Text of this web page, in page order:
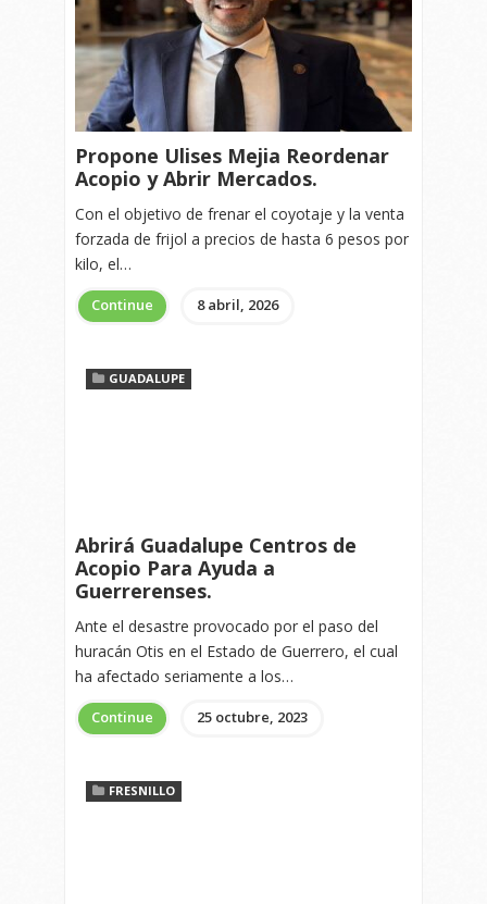
Propone Ulises Mejia Reordenar
Acopio y Abrir Mercados.
Con el objetivo de frenar el coyotaje y la venta
forzada de frijol a precios de hasta 6 pesos por
kilo, el…
Continue 8 abril, 2026
GUADALUPE
Abrirá Guadalupe Centros de
Acopio Para Ayuda a
Guerrerenses.
Ante el desastre provocado por el paso del
huracán Otis en el Estado de Guerrero, el cual
ha afectado seriamente a los…
Continue 25 octubre, 2023
FRESNILLO